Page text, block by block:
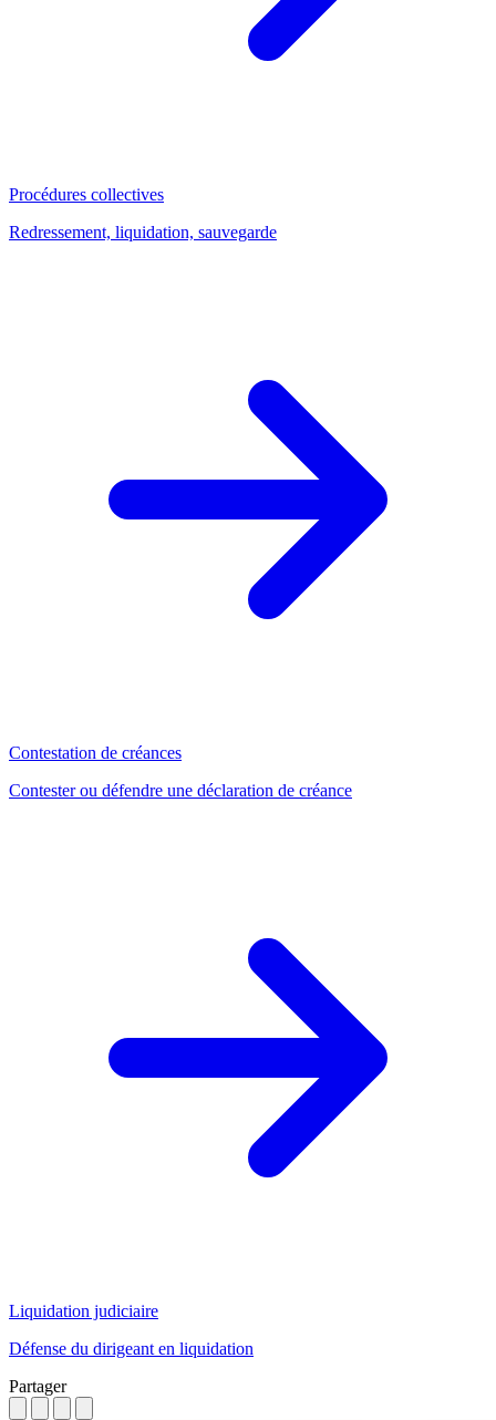
Procédures collectives
Redressement, liquidation, sauvegarde
Contestation de créances
Contester ou défendre une déclaration de créance
Liquidation judiciaire
Défense du dirigeant en liquidation
Partager